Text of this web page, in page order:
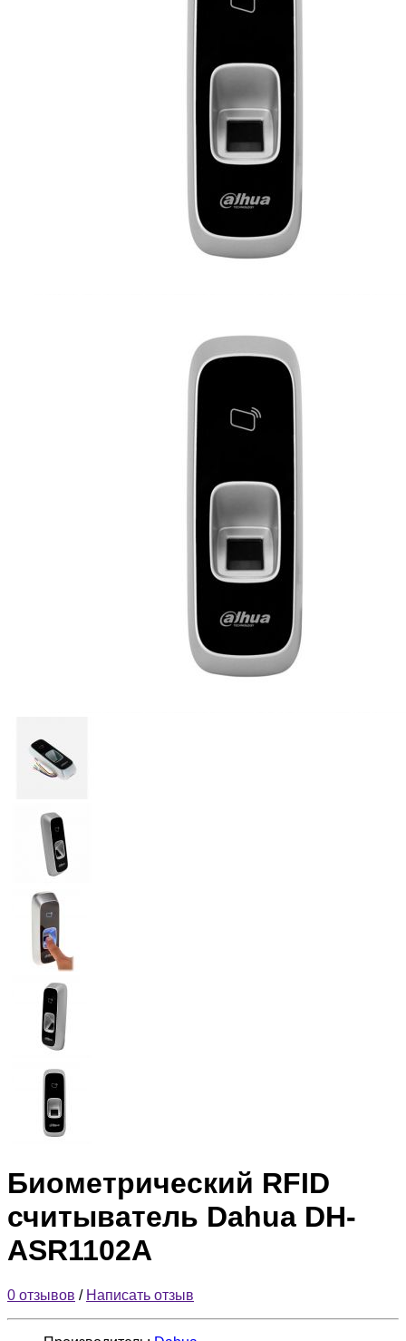
Биометрический RFID
считыватель Dahua DH-
ASR1102A
0 отзывов / Написать отзыв